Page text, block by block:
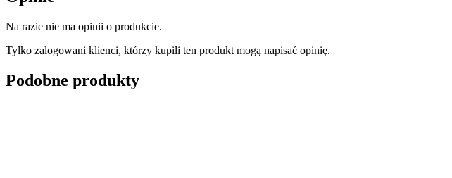
Na razie nie ma opinii o produkcie.
Tylko zalogowani klienci, którzy kupili ten produkt mogą napisać opinię.
Podobne produkty